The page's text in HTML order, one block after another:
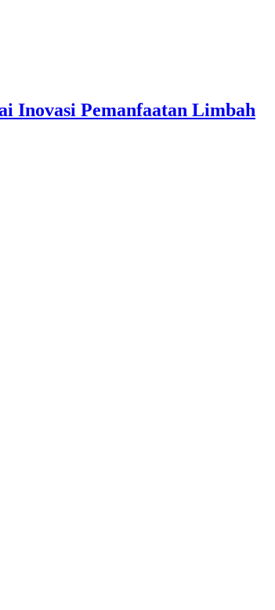
Inovasi Pemanfaatan Limbah